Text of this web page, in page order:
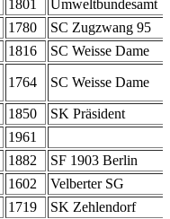
1801
Umweltbundesamt
1780
SC Zugzwang 95
1816 SC Weisse Dame
1764 SC Weisse Dame
1850
SK Präsident
1961
1882
SF 1903 Berlin
1602
Velberter SG
1719
SK Zehlendorf